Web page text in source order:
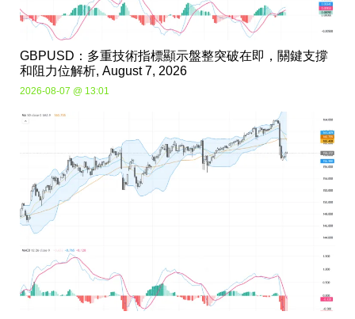
GBPUSD：多重技術指標顯示盤整突破在即，關鍵支撐
和阻力位解析, August 7, 2026
2026-08-07 @ 13:01